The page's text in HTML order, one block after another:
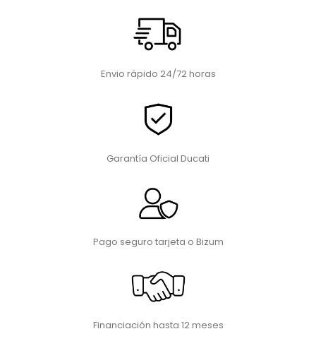
Envio rápido 24/72 horas
Garantía Oficial Ducati
Pago seguro tarjeta o Bizum
Financiación hasta 12 meses